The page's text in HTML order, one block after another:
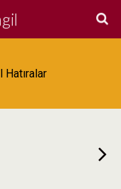
Hatıralar